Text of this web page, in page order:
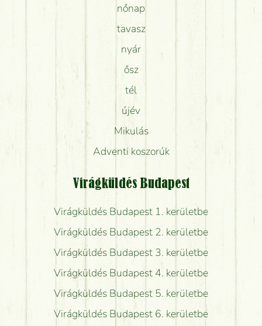
nőnap
tavasz
nyár
ősz
tél
újév
Mikulás
Adventi koszorúk
Virágküldés Budapest
Virágküldés Budapest 1. kerületbe
Virágküldés Budapest 2. kerületbe
Virágküldés Budapest 3. kerületbe
Virágküldés Budapest 4. kerületbe
Virágküldés Budapest 5. kerületbe
Virágküldés Budapest 6. kerületbe